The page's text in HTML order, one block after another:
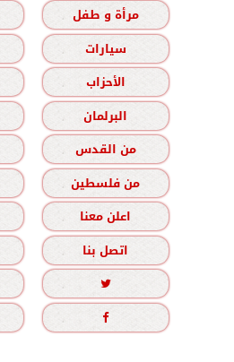
مرأة و طفل
سيارات
الأحزاب
البرلمان
من القدس
من فلسطين
اعلن معنا
اتصل بنا


جميع الحقوق